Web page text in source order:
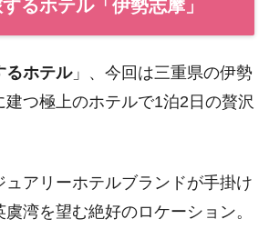
るホテル「伊勢志摩」
るホテル」、今回は三重県の伊勢
つ極上のホテルで1泊2日の贅沢
ュアリーホテルブランドが手掛け
湾を望む絶好のロケーション。